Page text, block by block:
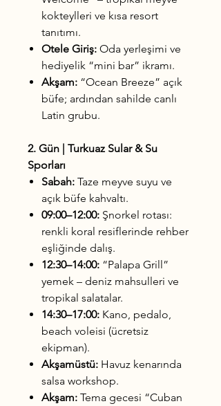
kokteylleri ve kısa resort
tanıtımı.
Otele Giriş: Oda yerleşimi ve
hediyelik “mini bar” ikramı.
Akşam: “Ocean Breeze” açık
büfe; ardından sahilde canlı
Latin grubu.
2. Gün | Turkuaz Sular & Su
Sporları
Sabah: Taze meyve suyu ve
açık büfe kahvaltı.
09:00–12:00: Şnorkel rotası:
renkli koral resiflerinde rehber
eşliğinde dalış.
12:30–14:00: “Palapa Grill”
yemek – deniz mahsulleri ve
tropikal salatalar.
14:30–17:00: Kano, pedalo,
beach voleisi (ücretsiz
ekipman).
Akşamüstü: Havuz kenarında
salsa workshop.
Akşam: Tema gecesi “Cuban